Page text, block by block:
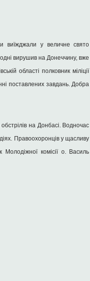
виїжджали у величне свято
вирушив на Донеччину, вже
області полковник міліції
поставлених завдань. Добра
на Донбасі. Водночас
Правоохоронців у щасливу
комісії о. Василь